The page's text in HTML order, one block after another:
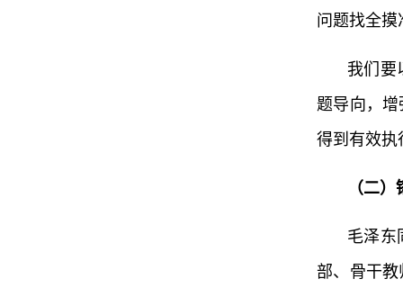
问题找全摸
我们要
题导向，
得到有效执
（二
毛泽东
部、骨干